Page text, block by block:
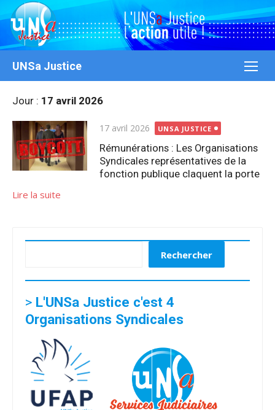
Aller
au
contenu
UNSa Justice
Jour : 17 avril 2026
Publié
le
17 avril 2026 UNSA JUSTICE
Rémunérations : Les Organisations
Syndicales représentatives de la
fonction publique claquent la porte
Lire la suite
Rechercher
> L'UNSa Justice c'est 4
Organisations Syndicales